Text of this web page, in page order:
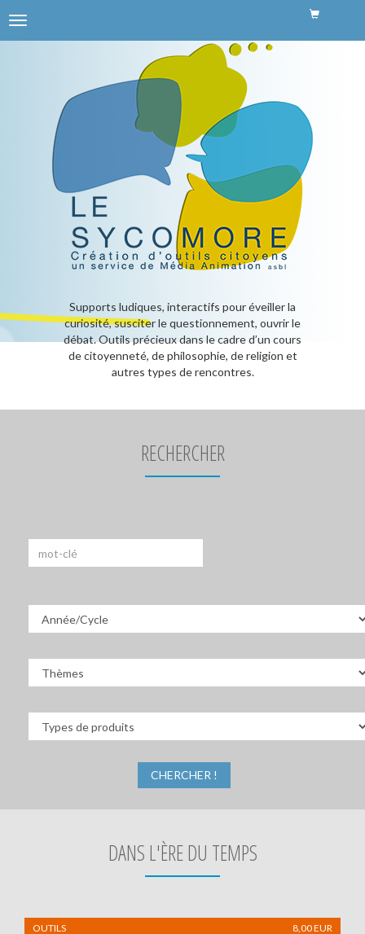
Menu
de
Supports ludiques, interactifs pour éveiller la
curiosité, susciter le questionnement, ouvrir le
débat. Outils précieux dans le cadre d’un cours
de citoyenneté, de philosophie, de religion et
autres types de rencontres.
RECHERCHER
Mot-
d'outil
Rechercher
DANS L'ÈRE DU TEMPS
OUTILS 8,00EUR